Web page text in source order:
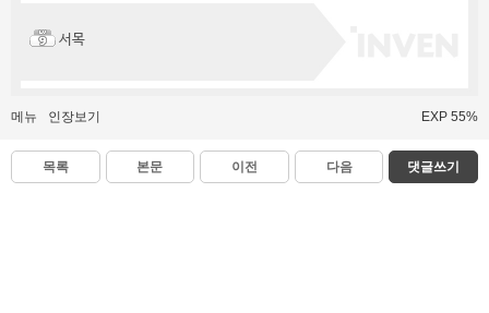
서목
메뉴 인장보기 EXP 55%
목록 본문 이전 다음 댓글쓰기